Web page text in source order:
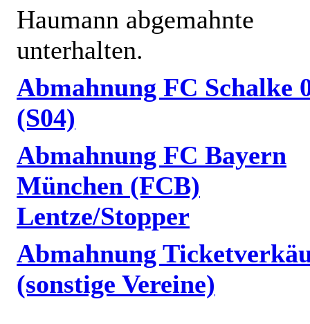
Haumann abgemahnte
unterhalten.
Abmahnung FC Schalke
(S04)
Abmahnung FC Bayern
München (FCB)
Lentze/Stopper
Abmahnung
(sonstige Vereine)